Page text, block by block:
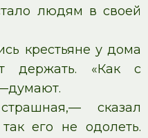
людям в своей
крестьяне у дома
держать. «Как с
сказал
его не одолеть.